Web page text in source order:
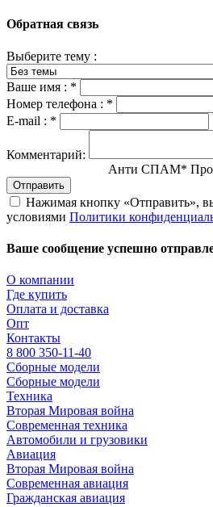
Обратная связь
Выберите тему :
Ваше имя : *
Номер телефона : *
E-mail : *
Комментарий:
Анти СПАМ*
Отправить
Нажимая кнопку «Отправить»,
условиями Политики
Ваше сообщение успешно
О компании
Где купить
Оплата и доставка
Опт
Контакты
8 800 350-11-40
Сборные модели
Сборные модели
Техника
Вторая Мировая война
Современная техника
Автомобили и грузовики
Авиация
Вторая Мировая война
Современная авиация
Гражданская авиация